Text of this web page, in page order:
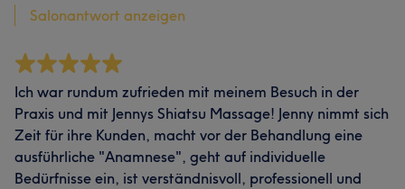
Salonantwort anzeigen
Ich war rundum zufrieden mit meinem Besuch in der
Praxis und mit Jennys Shiatsu Massage! Jenny nimmt sich
Zeit für ihre Kunden, macht vor der Behandlung eine
ausführliche "Anamnese", geht auf individuelle
Bedürfnisse ein, ist verständnisvoll, professionell und